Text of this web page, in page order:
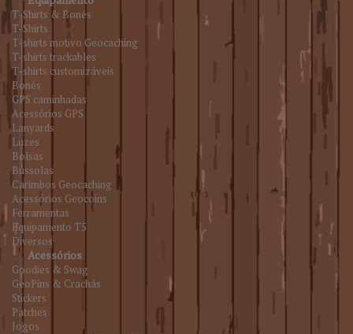
T-Shirts & Bonés
T-Shirts
T-shirts motivo Geocaching
T-shirts trackables
T-shirts customizáveis
Bonés
GPS caminhadas
Acessórios GPS
Lanyards
Luzes
Bolsas
Bússolas
Carimbos Geocaching
Acessórios Geocoins
Ferramentas
Equipamento T5
Diversos
Acessórios
Goodies & Swag
GeoPins & Crachás
Stickers
Patches
Jogos